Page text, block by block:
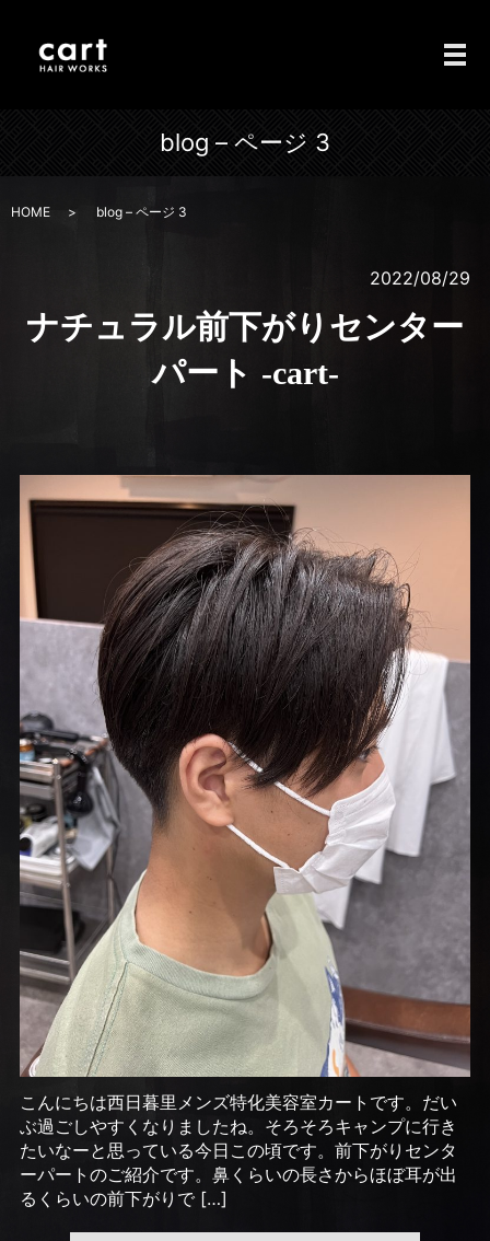
メ
blog – ページ 3
HOME blog – ページ 3
2022/08/29
ナチュラル前下がりセンター
パート -cart-
こんにちは西日暮里メンズ特化美容室カートです。だい
ぶ過ごしやすくなりましたね。そろそろキャンプに行き
たいなーと思っている今日この頃です。前下がりセンタ
ーパートのご紹介です。鼻くらいの長さからほぼ耳が出
るくらいの前下がりで […]